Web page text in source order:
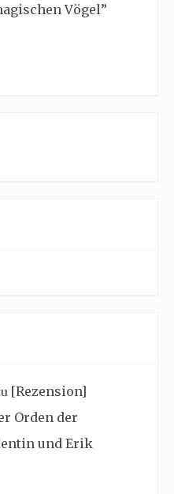
Vögel”
[Rezension]
Orden der
und Erik